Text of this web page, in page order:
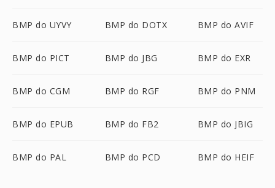
BMP do UYVY BMP do DOTX BMP do AVIF
BMP do PICT BMP do JBG BMP do EXR
BMP do CGM BMP do RGF BMP do PNM
BMP do EPUB BMP do FB2 BMP do JBIG
BMP do PAL BMP do PCD BMP do HEIF